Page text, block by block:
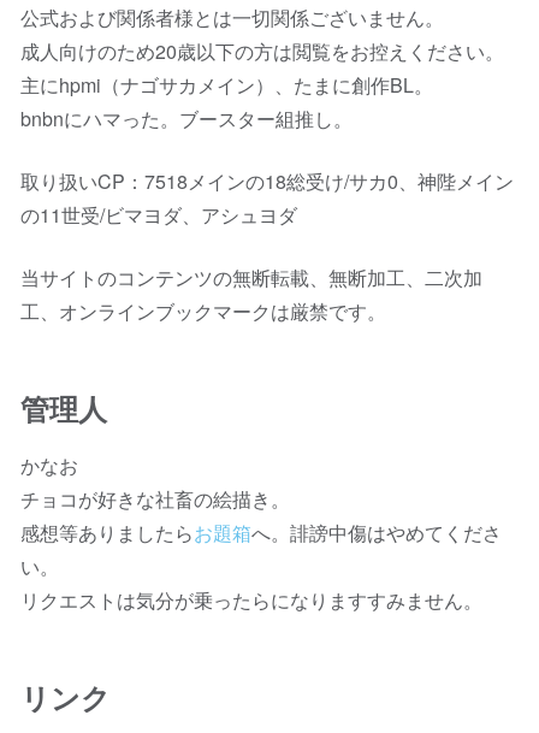
公式および関係者様とは一切関係ございません。
成人向けのため20歳以下の方は閲覧をお控えください。
主にhpmi（ナゴサカメイン）、たまに創作BL。
bnbnにハマった。ブースター組推し。
取り扱いCP：7518メインの18総受け/サカ0、神陛メイン
の11世受/ビマヨダ、アシュヨダ
当サイトのコンテンツの無断転載、無断加工、二次加
工、オンラインブックマークは厳禁です。
管理人
かなお
チョコが好きな社畜の絵描き。
感想等ありましたらお題箱へ。誹謗中傷はやめてくださ
い。
リクエストは気分が乗ったらになりますすみません。
リンク